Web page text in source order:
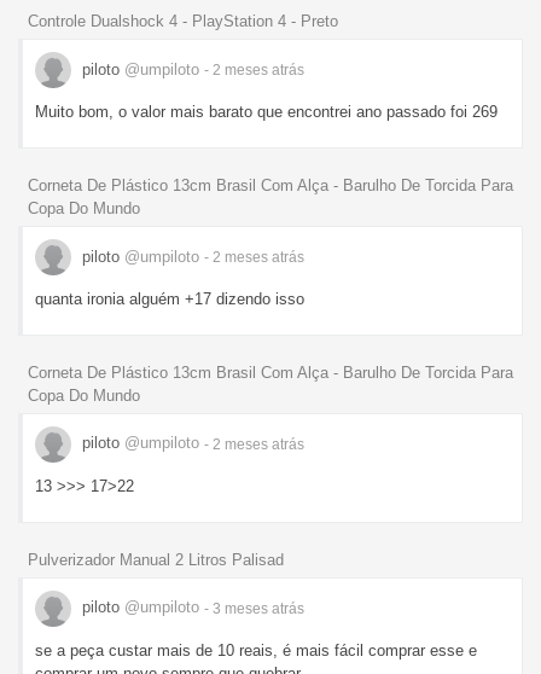
Controle Dualshock 4 - PlayStation 4 - Preto
piloto @umpiloto - 2 meses atrás
Muito bom, o valor mais barato que encontrei ano passado foi 269
Corneta De Plástico 13cm Brasil Com Alça - Barulho De Torcida Para
Copa Do Mundo
piloto @umpiloto - 2 meses atrás
quanta ironia alguém +17 dizendo isso
Corneta De Plástico 13cm Brasil Com Alça - Barulho De Torcida Para
Copa Do Mundo
piloto @umpiloto - 2 meses atrás
13 >>> 17>22
Pulverizador Manual 2 Litros Palisad
piloto @umpiloto - 3 meses atrás
se a peça custar mais de 10 reais, é mais fácil comprar esse e